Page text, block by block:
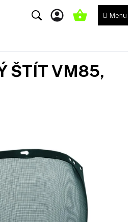
NÁKUPNÍ
ŠTÍT VM85,